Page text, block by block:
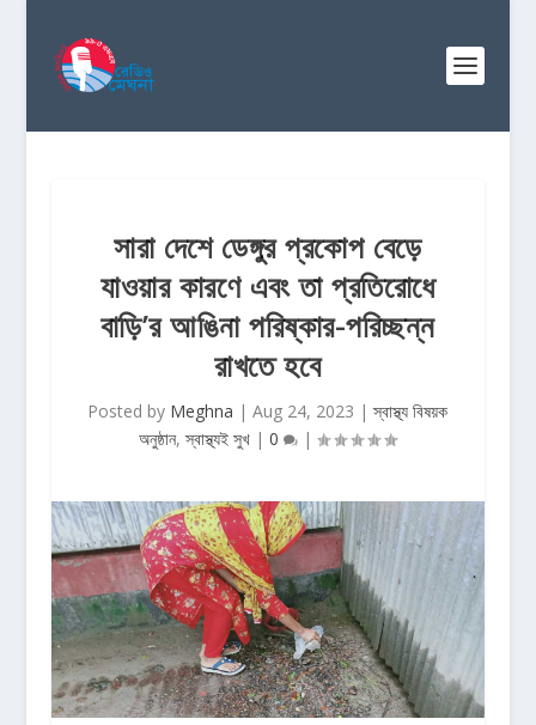
সারা দেশে ডেঙ্গুর প্রকোপ বেড়ে
যাওয়ার কারণে এবং তা প্রতিরোধে
বাড়ি’র আঙিনা পরিষ্কার-পরিচ্ছন্ন
রাখতে হবে
Posted by Meghna |Aug 24, 2023 |স্বাস্থ্য বিষয়ক
অনুষ্ঠান,স্বাস্থ্যই সুখ |0 |